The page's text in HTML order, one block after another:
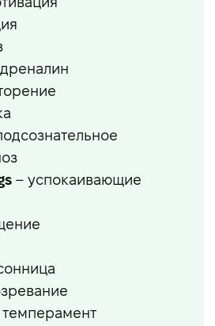
– успокаивающие
темперамент